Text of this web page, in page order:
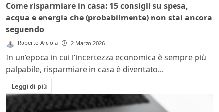
Come risparmiare in casa: 15 consigli su spesa,
acqua e energia che (probabilmente) non stai ancora
seguendo
Roberto Arciola 2 Marzo 2026
In un’epoca in cui l’incertezza economica è sempre più
palpabile, risparmiare in casa è diventato...
Leggi di più